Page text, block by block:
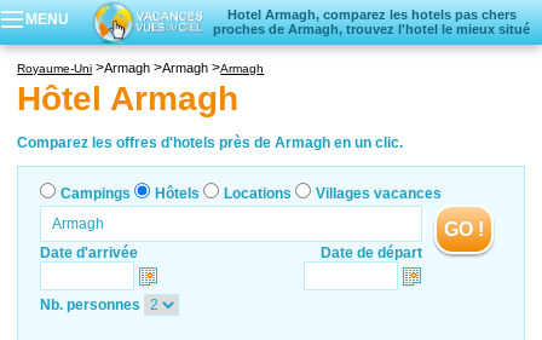
MENU
Hotel Armagh, comparez les hotels pas chers
proches de Armagh, trouvez l'hotel le mieux situé
Locations vacances
Villages vacances
Royaume-Uni Armagh Armagh Armagh
Hôtel Armagh
Comparez les offres d'hotels près de Armagh en un clic.
Campings Hôtels Locations Villages vacances
Date d'arrivée Date de départ
GO !
Nb. personnes